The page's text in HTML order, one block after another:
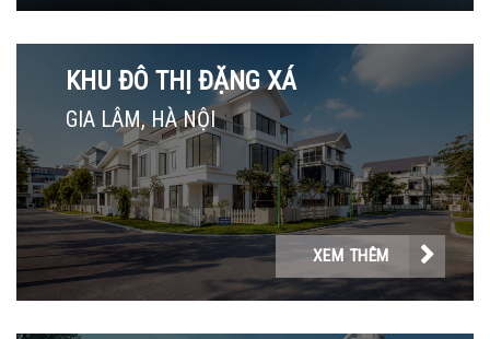
KHU ĐÔ THỊ ĐẶNG XÁ
GIA LÂM, HÀ NỘI
XEM THÊM